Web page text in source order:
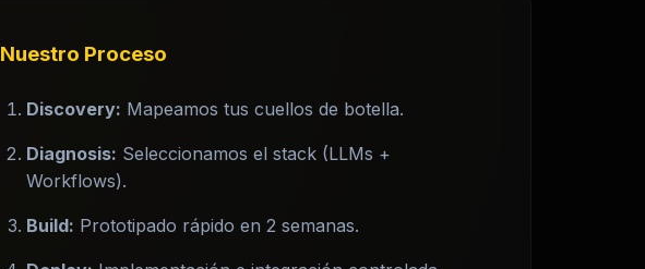
Nuestro Proceso
Discovery: Mapeamos tus cuellos de botella.
Diagnosis: Seleccionamos el stack (LLMs +
Workflows).
Build: Prototipado rápido en 2 semanas.